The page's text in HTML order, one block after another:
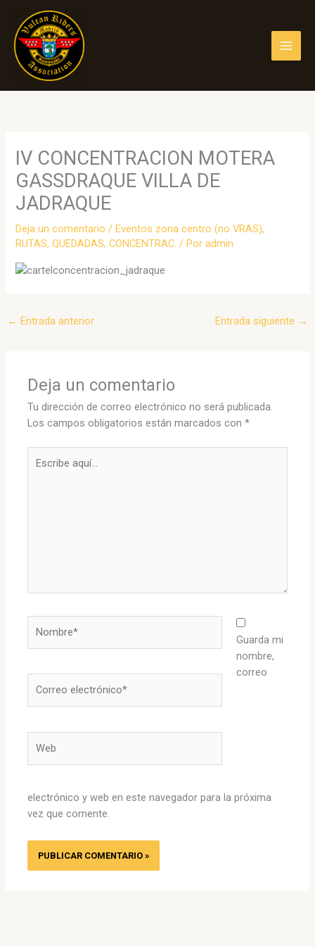
contenido
IV CONCENTRACION MOTERA
GASSDRAQUE VILLA DE
JADRAQUE
Deja un comentario / Eventos zona centro (no VRAS),
RUTAS, QUEDADAS, CONCENTRAC. / Poradmin
← Entrada anterior Entrada siguiente →
Deja un comentario
Tu dirección de correo electrónico no será publicada.
Los campos obligatorios están marcados con*
aquí...
electrónico*
Guarda mi
nombre,
correo
electrónico y web en este navegador para la próxima
vez que comente.